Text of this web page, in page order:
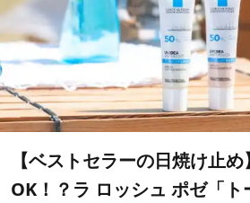
【ベストセラーの日焼け止
OK！？ラ ロッシュ ポゼ「ト